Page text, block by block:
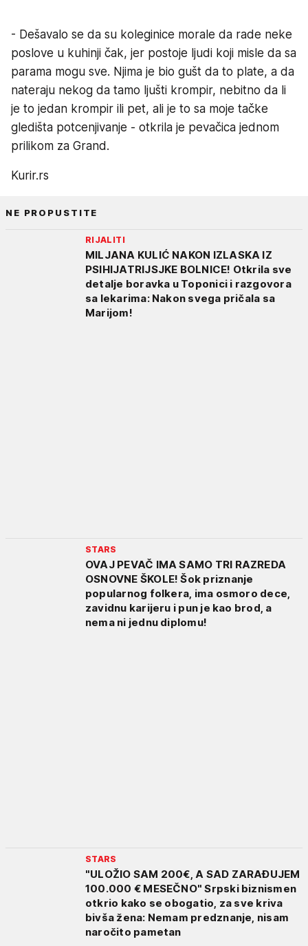
- Dešavalo se da su koleginice morale da rade neke
poslove u kuhinji čak, jer postoje ljudi koji misle da sa
parama mogu sve. Njima je bio gušt da to plate, a da
nateraju nekog da tamo ljušti krompir, nebitno da li
je to jedan krompir ili pet, ali je to sa moje tačke
gledišta potcenjivanje - otkrila je pevačica jednom
prilikom za Grand.
Kurir.rs
NE PROPUSTITE
RIJALITI
MILJANA KULIĆ NAKON IZLASKA IZ
PSIHIJATRIJSJKE BOLNICE! Otkrila sve
detalje boravka u Toponici i razgovora
sa lekarima: Nakon svega pričala sa
Marijom!
STARS
OVAJ PEVAČ IMA SAMO TRI RAZREDA
OSNOVNE ŠKOLE! Šok priznanje
popularnog folkera, ima osmoro dece,
zavidnu karijeru i pun je kao brod, a
nema ni jednu diplomu!
STARS
"ULOŽIO SAM 200€, A SAD ZARAĐUJEM
100.000 € MESEČNO" Srpski biznismen
otkrio kako se obogatio, za sve kriva
bivša žena: Nemam predznanje, nisam
naročito pametan